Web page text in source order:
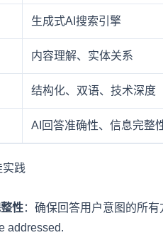
生成式AI搜索引擎
内容理解、实体关系
结构化、双语、技术深度
AI回答准确性、信息完整
实践
性：确保回答用户意图的所
addressed.